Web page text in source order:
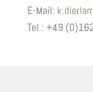
E-Mail:
Tel.: +49